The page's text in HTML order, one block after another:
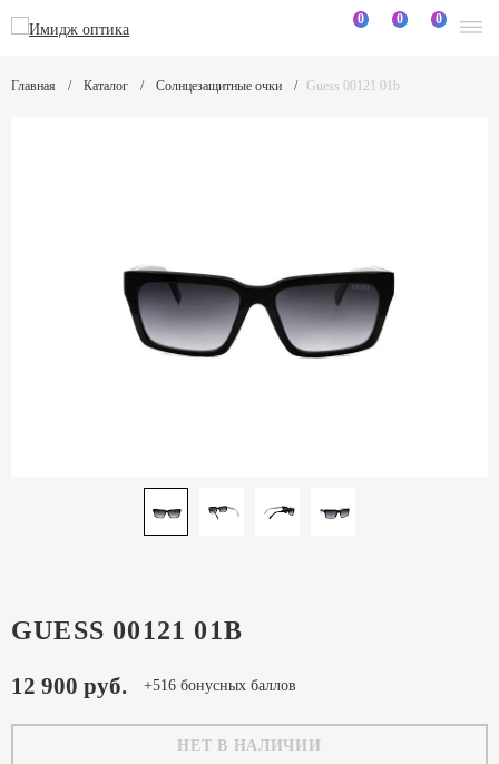
0 0 0
Главная Каталог Солнцезащитные очки Guess 00121 01b
GUESS 00121 01B
12 900 руб. +516 бонусных баллов
НЕТ В НАЛИЧИИ